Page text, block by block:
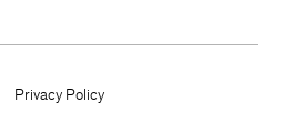
Privacy Policy